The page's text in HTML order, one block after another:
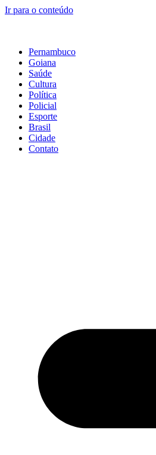
Ir para o conteúdo
Pernambuco
Goiana
Saúde
Cultura
Política
Policial
Esporte
Brasil
Cidade
Contato